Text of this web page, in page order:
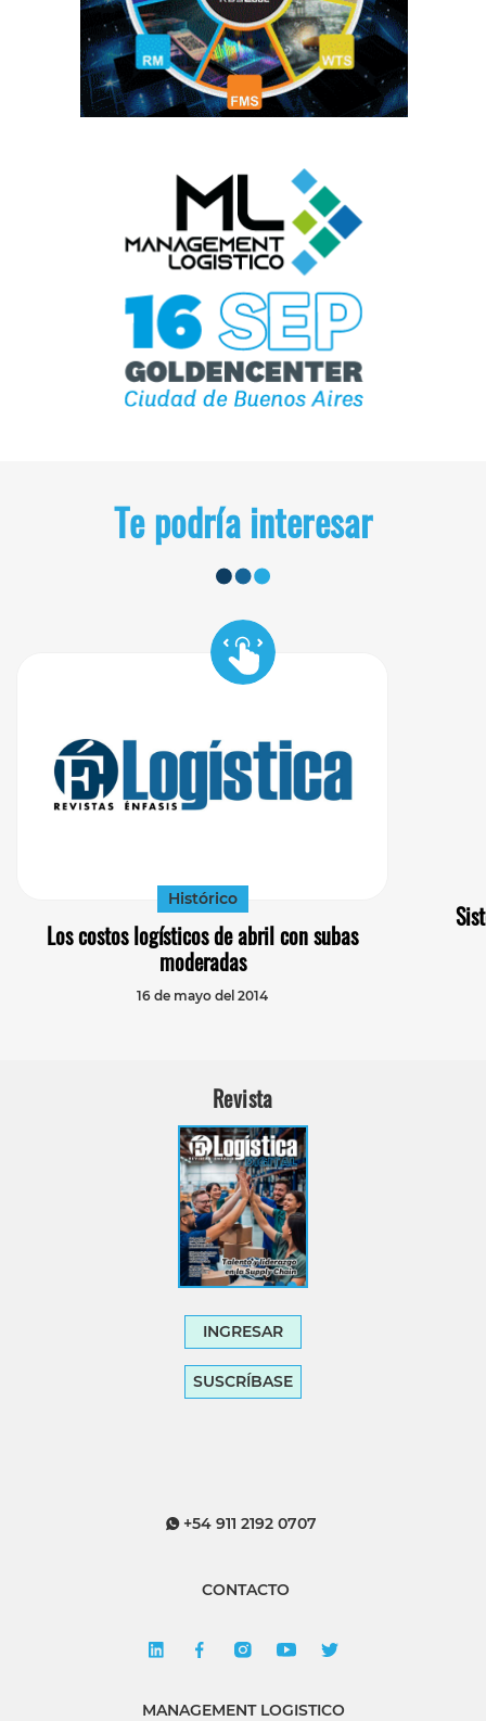
Te podría interesar
Histórico
Los costos logísticos de abril con subas
moderadas
16 de mayo del 2014
Revista
INGRESAR
SUSCRÍBASE
+54 911 2192 0707
CONTACTO
MANAGEMENT LOGISTICO